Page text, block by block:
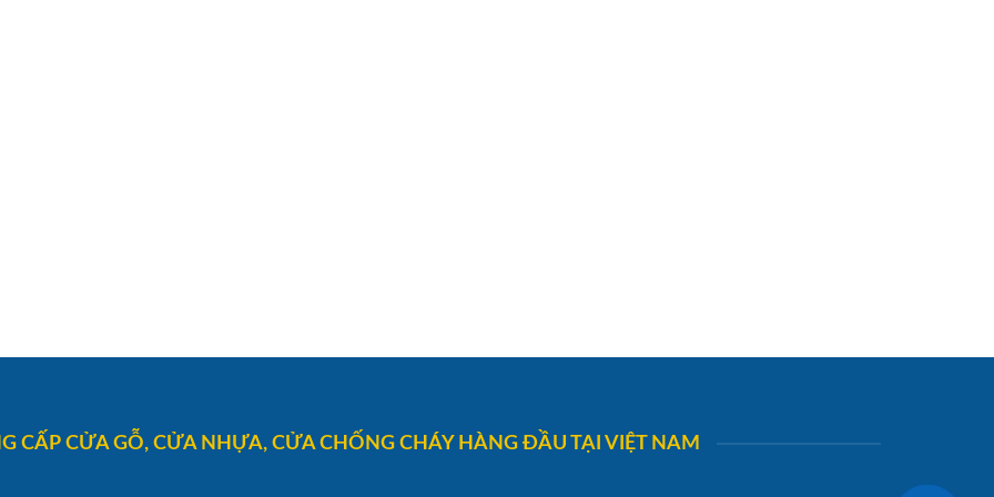
CẤP CỬA GỖ, CỬA NHỰA, CỬA CHỐNG CHÁY HÀNG ĐẦU TẠI VIỆT NAM